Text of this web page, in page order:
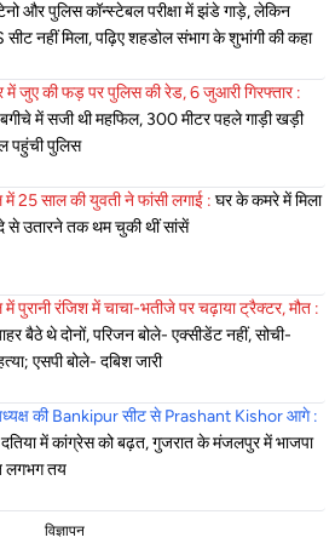
और पुलिस कॉन्स्टेबल परीक्षा में झंडे गाड़े, लेकिन
नहीं मिला, पढ़िए शहडोल संभाग के शुभांगी की कहा
जुए की फड़ पर पुलिस की रेड, 6 जुआरी गिरफ्तार :
में सजी थी महफिल, 300 मीटर पहले गाड़ी खड़ी
पहुंची पुलिस
25 साल की युवती ने फांसी लगाई : घर के कमरे में मिला
से उतारने तक थम चुकी थीं सांसें
पुरानी रंजिश में चाचा-भतीजे पर चढ़ाया ट्रैक्टर, मौत :
बैठे थे दोनों, परिजन बोले- एक्सीडेंट नहीं, सोची-
एसपी बोले- दबिश जारी
की Bankipur सीट से Prashant Kishor आगे :
में कांग्रेस को बढ़त, गुजरात के मंजलपुर में भाजपा
लगभग तय
विज्ञापन